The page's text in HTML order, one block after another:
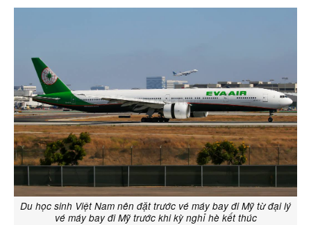
Du học sinh Việt Nam nên đặt trước vé máy bay đi Mỹ từ đại lý
vé máy bay đi Mỹ trước khi kỳ nghỉ hè kết thúc